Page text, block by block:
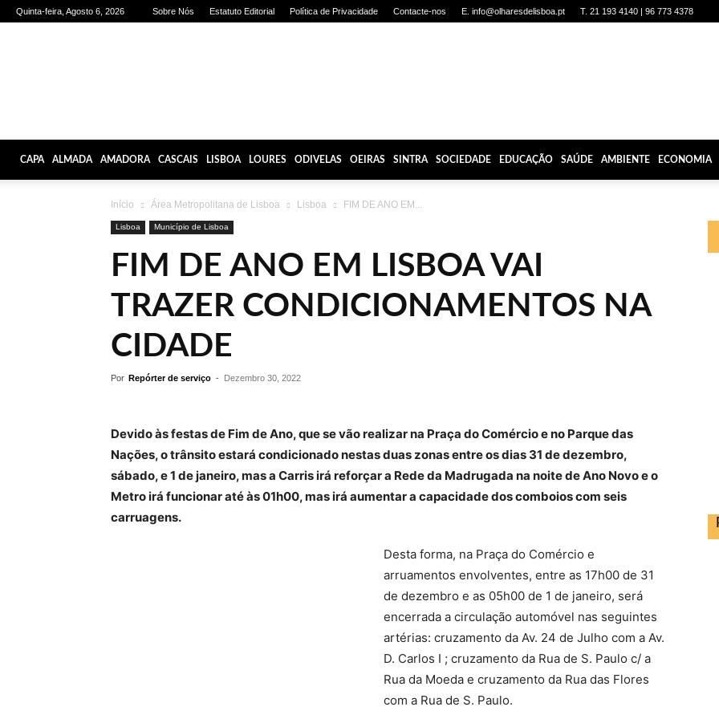
Quinta-feira, Agosto 6, 2026 Sobre Nós Estatuto Editorial Política de Privacidade Contacte-nos E. info@olharesdelisboa.pt T. 21 193 4140 | 96 773 4378
CAPA ALMADA AMADORA CASCAIS LISBOA LOURES ODIVELAS OEIRAS SINTRA SOCIEDADE EDUCAÇÃO SAÚDE AMBIENTE ECONOMIA
Início Área Metropolitana de Lisboa Lisboa FIM DE ANO EM...
Lisboa Município de Lisboa
FIM DE ANO EM LISBOA VAI
TRAZER CONDICIONAMENTOS NA
CIDADE
Por Repórter de serviço - Dezembro 30, 2022
Devido às festas de Fim de Ano, que se vão realizar na Praça do Comércio e no Parque das
Nações, o trânsito estará condicionado nestas duas zonas entre os dias 31 de dezembro,
sábado, e 1 de janeiro, mas a Carris irá reforçar a Rede da Madrugada na noite de Ano Novo e o
Metro irá funcionar até às 01h00, mas irá aumentar a capacidade dos comboios com seis
carruagens.
Desta forma, na Praça do Comércio e
arruamentos envolventes, entre as 17h00 de 31
de dezembro e as 05h00 de 1 de janeiro, será
encerrada a circulação automóvel nas seguintes
artérias: cruzamento da Av. 24 de Julho com a Av.
D. Carlos I ; cruzamento da Rua de S. Paulo c/ a
Rua da Moeda e cruzamento da Rua das Flores
com a Rua de S. Paulo.